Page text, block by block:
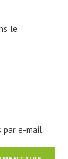
le
par e-mail.